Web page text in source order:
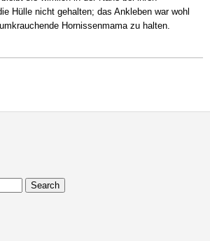
Hülle nicht gehalten; das Ankleben war wohl
Hornissenmama zu halten.